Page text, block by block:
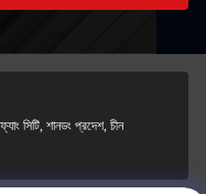
সিটি, শানডং প্রদেশ, চীন